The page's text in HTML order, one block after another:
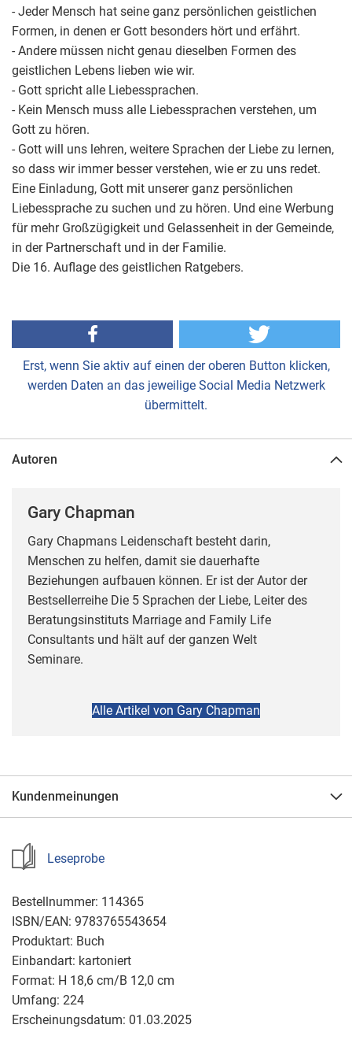
Leseprobe
Bestellnummer: 114365
ISBN/EAN: 9783765543654
Produktart: Buch
Einbandart: kartoniert
Format: H 18,6 cm/B 12,0 cm
Umfang: 224
Erscheinungsdatum: 01.03.2025
- Jeder Mensch hat seine ganz persönlichen geistlichen
Formen, in denen er Gott besonders hört und erfährt.
- Andere müssen nicht genau dieselben Formen des
geistlichen Lebens lieben wie wir.
- Gott spricht alle Liebessprachen.
- Kein Mensch muss alle Liebessprachen verstehen, um
Gott zu hören.
- Gott will uns lehren, weitere Sprachen der Liebe zu lernen,
so dass wir immer besser verstehen, wie er zu uns redet.
Eine Einladung, Gott mit unserer ganz persönlichen
Liebessprache zu suchen und zu hören. Und eine Werbung
für mehr Großzügigkeit und Gelassenheit in der Gemeinde,
in der Partnerschaft und in der Familie.
Die 16. Auflage des geistlichen Ratgebers.
Erst, wenn Sie aktiv auf einen der oberen Button klicken,
werden Daten an das jeweilige Social Media Netzwerk
übermittelt.
Autoren
Gary Chapman
Gary Chapmans Leidenschaft besteht darin,
Menschen zu helfen, damit sie dauerhafte
Beziehungen aufbauen können. Er ist der Autor der
Bestsellerreihe Die 5 Sprachen der Liebe, Leiter des
Beratungsinstituts Marriage and Family Life
Consultants und hält auf der ganzen Welt
Seminare.
Alle Artikel von Gary Chapman
Kundenmeinungen